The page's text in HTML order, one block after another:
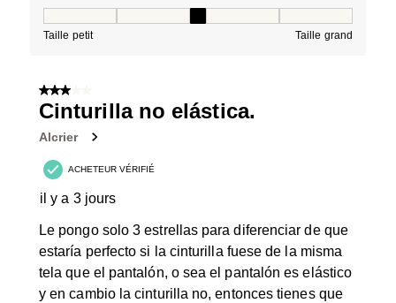
Taille petit Taille grand
3 sur 5 étoiles.
Cinturilla no elástica.
Alcrier
ACHETEUR VÉRIFIÉ
il y a 3 jours
Le pongo solo 3 estrellas para diferenciar de que
estaría perfecto si la cinturilla fuese de la misma
tela que el pantalón, o sea el pantalón es elástico
y en cambio la cinturilla no, entonces tienes que